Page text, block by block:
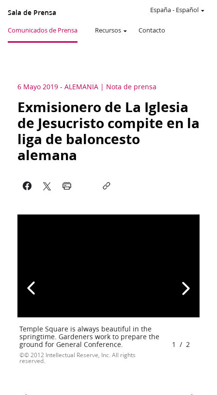
Sala de Prensa
Comunicados de Prensa Recursos Contacto
España- Español
6 Mayo 2019 - ALEMANIA Nota de prensa
Exmisionero de La Iglesia
de Jesucristo compite en la
liga de baloncesto
alemana
Temple Square is always beautiful in the
springtime. Gardeners work to prepare the
ground for General Conference.
© 2012 Intellectual Reserve, Inc. All rights
reserved.
1 / 2